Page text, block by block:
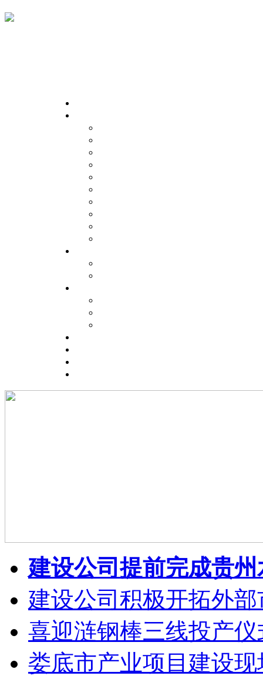
建设公司提前完成贵
建设公司积极开拓外部
喜迎涟钢棒三线投产仪
娄底市产业项目建设